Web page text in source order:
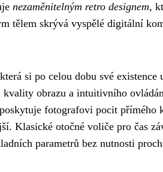
nezaměnitelným retro designem,
tělem skrývá vyspělé digitální
si po celou dobu své existence
obrazu a intuitivního
fotografovi pocit přímého
Klasické otočné voliče pro čas
parametrů bez nutnosti